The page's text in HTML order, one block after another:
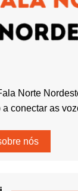
Norte
conectar as
nós